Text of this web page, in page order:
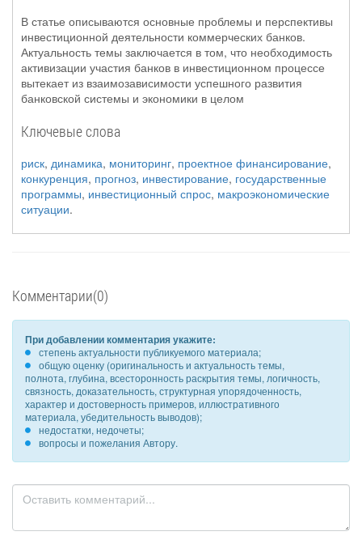
В статье описываются основные проблемы и перспективы
инвестиционной деятельности коммерческих банков.
Актуальность темы заключается в том, что необходимость
активизации участия банков в инвестиционном процессе
вытекает из взаимозависимости успешного развития
банковской системы и экономики в целом
Ключевые слова
риск, динамика, мониторинг, проектное финансирование,
конкуренция, прогноз, инвестирование, государственные
программы, инвестиционный спрос, макроэкономические
ситуации.
Комментарии(0)
При добавлении комментария укажите:
степень актуальности публикуемого материала;
общую оценку (оригинальность и актуальность темы,
полнота, глубина, всесторонность раскрытия темы, логичность,
связность, доказательность, структурная упорядоченность,
характер и достоверность примеров, иллюстративного
материала, убедительность выводов);
недостатки, недочеты;
вопросы и пожелания Автору.